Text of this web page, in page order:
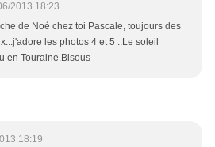
2013 18:23
de Noé chez toi Pascale, toujours des
les photos 4 et 5 ..Le soleil
en Touraine.Bisous
18:19